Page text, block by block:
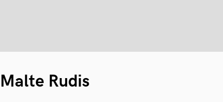
Malte Rudis